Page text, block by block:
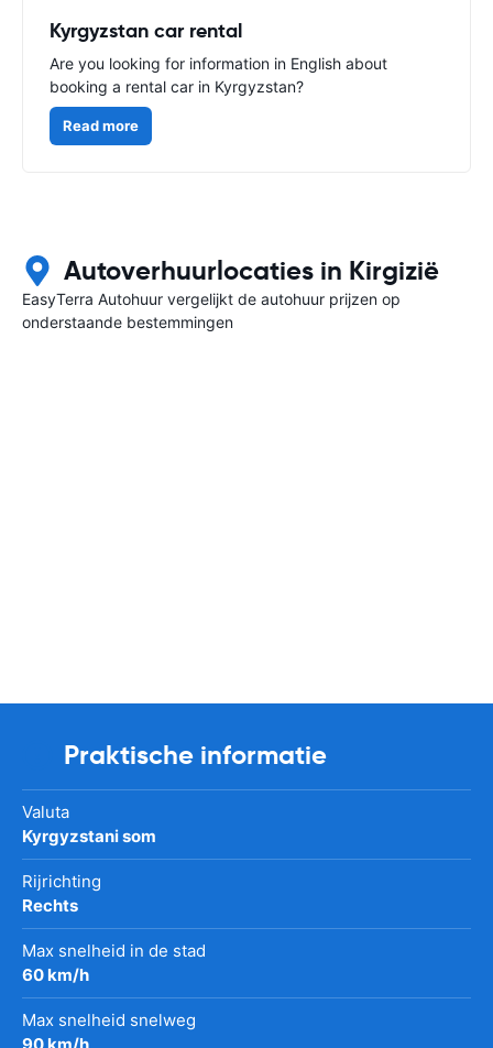
Kyrgyzstan car rental
Are you looking for information in English about
booking a rental car in Kyrgyzstan?
Read more
Autoverhuurlocaties in Kirgizië
EasyTerra Autohuur vergelijkt de autohuur prijzen op
onderstaande bestemmingen
Praktische informatie
Valuta
Kyrgyzstani som
Rijrichting
Rechts
Max snelheid in de stad
60 km/h
Max snelheid snelweg